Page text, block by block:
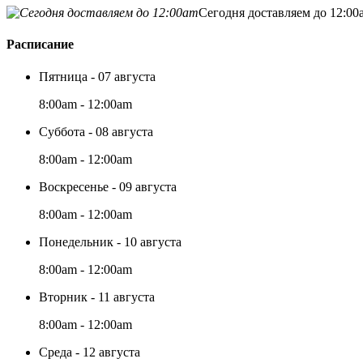
Сегодня доставляем до
Расписание
Пятница - 07 августа
8:00am - 12:00am
Суббота - 08 августа
8:00am - 12:00am
Воскресенье - 09 августа
8:00am - 12:00am
Понедельник - 10 августа
8:00am - 12:00am
Вторник - 11 августа
8:00am - 12:00am
Среда - 12 августа